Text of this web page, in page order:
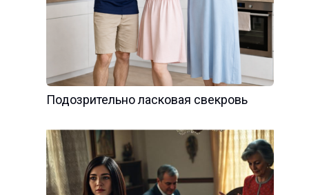
Подозрительно ласковая свекровь